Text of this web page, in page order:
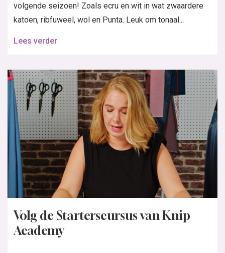
volgende seizoen! Zoals ecru en wit in wat zwaardere
katoen, ribfuweel, wol en Punta. Leuk om tonaal...
Lees verder
Volg de Starterscursus van Knip
Academy